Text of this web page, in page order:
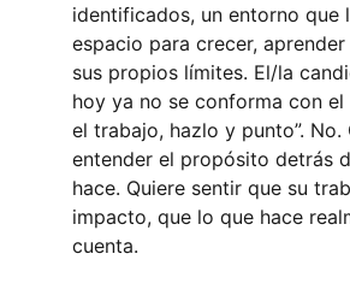
identificados, un entorno que
espacio para crecer,
sus propios límites. El/la
hoy ya no se conforma con el
el trabajo, hazlo y punto”. No.
entender el propósito detrás
hace. Quiere sentir que su
impacto, que lo que hace
cuenta.